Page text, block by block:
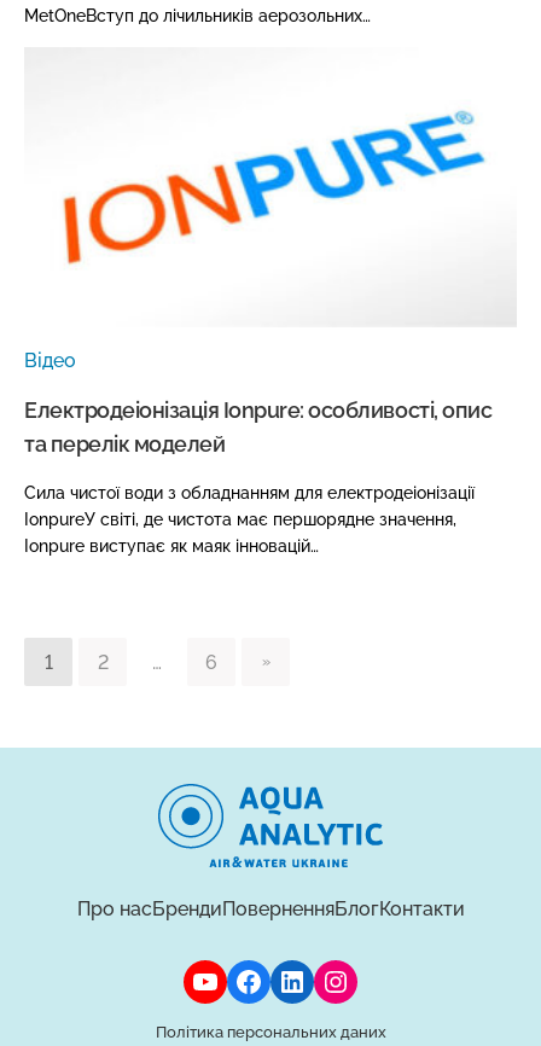
MetOneВступ до лічильників аерозольних…
Відео
Електродеіонізація Ionpure: особливості, опис
та перелік моделей
Сила чистої води з обладнанням для електродеіонізації
IonpureУ світі, де чистота має першорядне значення,
Ionpure виступає як маяк інновацій…
1 2 … 6
Про насБрендиПоверненняБлогКонтакти
YouTube
Facebook
LinkedIn
Instagram
Політика персональних даних